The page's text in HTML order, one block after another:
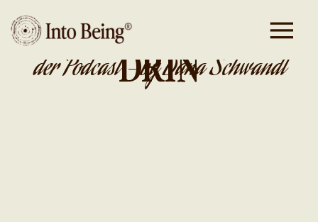
DA IST GOLD
DRIN
der Podcast - by Dana Schwandt